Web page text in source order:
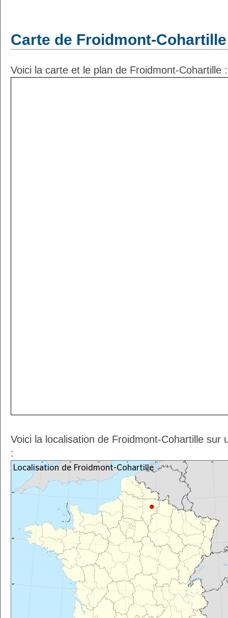
Carte de Froidmont-Cohartille
Voici la carte et le plan de Froidmont-Cohartille :
Voici la localisation de Froidmont-Cohartille sur
: